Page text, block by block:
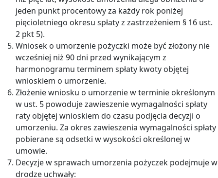
jeden punkt procentowy za każdy rok poniżej
pięcioletniego okresu spłaty z zastrzeżeniem § 16 ust.
2 pkt 5).
Wniosek o umorzenie pożyczki może być złożony nie
wcześniej niż 90 dni przed wynikającym z
harmonogramu terminem spłaty kwoty objętej
wnioskiem o umorzenie.
Złożenie wniosku o umorzenie w terminie określonym
w ust. 5 powoduje zawieszenie wymagalności spłaty
raty objętej wnioskiem do czasu podjęcia decyzji o
umorzeniu. Za okres zawieszenia wymagalności spłaty
pobierane są odsetki w wysokości określonej w
umowie.
Decyzje w sprawach umorzenia pożyczek podejmuje w
drodze uchwały: